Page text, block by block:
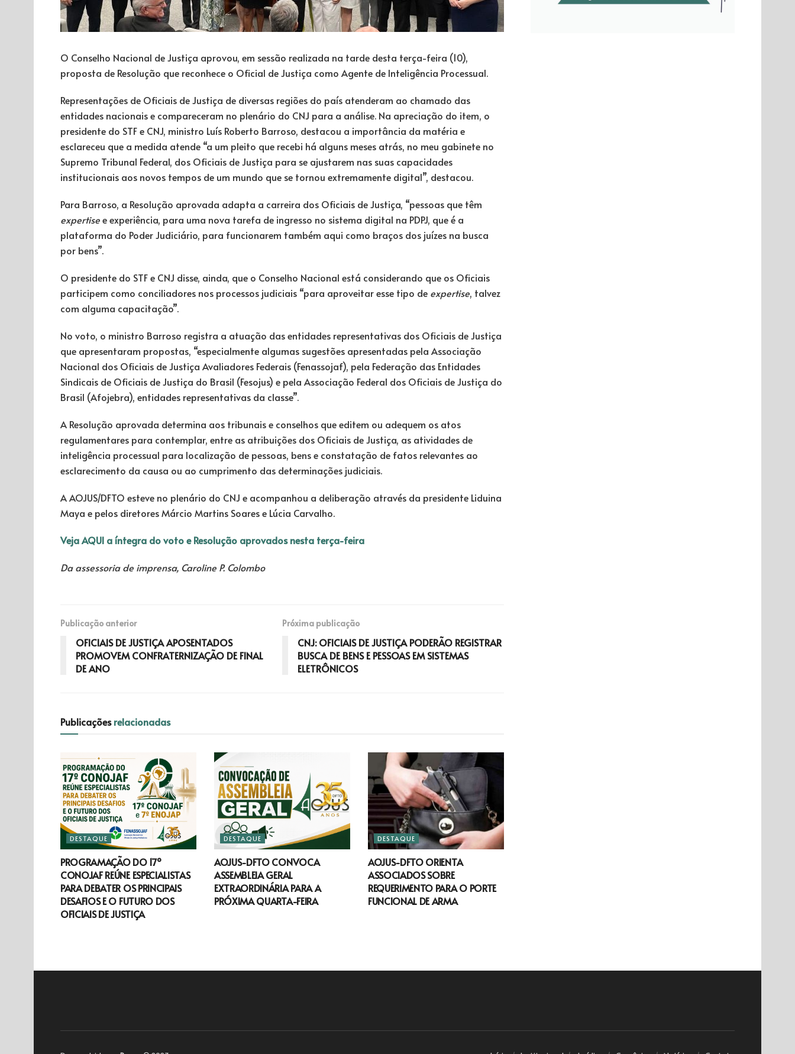
O Conselho Nacional de Justiça aprovou, em sessão realizada na tarde desta terça-feira (10),
proposta de Resolução que reconhece o Oficial de Justiça como Agente de Inteligência Processual.
Representações de Oficiais de Justiça de diversas regiões do país atenderam ao chamado das
entidades nacionais e compareceram no plenário do CNJ para a análise. Na apreciação do item, o
presidente do STF e CNJ, ministro Luís Roberto Barroso, destacou a importância da matéria e
esclareceu que a medida atende “a um pleito que recebi há alguns meses atrás, no meu gabinete no
Supremo Tribunal Federal, dos Oficiais de Justiça para se ajustarem nas suas capacidades
institucionais aos novos tempos de um mundo que se tornou extremamente digital”, destacou.
Para Barroso, a Resolução aprovada adapta a carreira dos Oficiais de Justiça, “pessoas que têm
expertisee experiência, para uma nova tarefa de ingresso no sistema digital na PDPJ, que é a
plataforma do Poder Judiciário, para funcionarem também aqui como braços dos juízes na busca
por bens”.
O presidente do STF e CNJ disse, ainda, que o Conselho Nacional está considerando que os Oficiais
participem como conciliadores nos processos judiciais “para aproveitar esse tipo de expertise, talvez
com alguma capacitação”.
No voto, o ministro Barroso registra a atuação das entidades representativas dos Oficiais de Justiça
que apresentaram propostas, “especialmente algumas sugestões apresentadas pela Associação
Nacional dos Oficiais de Justiça Avaliadores Federais (Fenassojaf), pela Federação das Entidades
Sindicais de Oficiais de Justiça do Brasil (Fesojus) e pela Associação Federal dos Oficiais de Justiça do
Brasil (Afojebra), entidades representativas da classe”.
A Resolução aprovada determina aos tribunais e conselhos que editem ou adequem os atos
regulamentares para contemplar, entre as atribuições dos Oficiais de Justiça, as atividades de
inteligência processual para localização de pessoas, bens e constatação de fatos relevantes ao
esclarecimento da causa ou ao cumprimento das determinações judiciais.
A AOJUS/DFTO esteve no plenário do CNJ e acompanhou a deliberação através da presidente Liduina
Maya e pelos diretores Márcio Martins Soares e Lúcia Carvalho.
Veja AQUI a íntegra do voto e Resolução aprovados nesta terça-feira
Da assessoria de imprensa, Caroline P. Colombo
Publicação anterior
OFICIAIS DE JUSTIÇA APOSENTADOS
PROMOVEM CONFRATERNIZAÇÃO DE FINAL
DE ANO
Próxima publicação
CNJ: OFICIAIS DE JUSTIÇA PODERÃO REGISTRAR
BUSCA DE BENS E PESSOAS EM SISTEMAS
ELETRÔNICOS
Publicaçõesrelacionadas
DESTAQUE
PROGRAMAÇÃO DO 17º
CONOJAF REÚNE ESPECIALISTAS
PARA DEBATER OS PRINCIPAIS
DESAFIOS E O FUTURO DOS
OFICIAIS DE JUSTIÇA
DESTAQUE
AOJUS-DFTO CONVOCA
ASSEMBLEIA GERAL
EXTRAORDINÁRIA PARA A
PRÓXIMA QUARTA-FEIRA
DESTAQUE
AOJUS-DFTO ORIENTA
ASSOCIADOS SOBRE
REQUERIMENTO PARA O PORTE
FUNCIONAL DE ARMA